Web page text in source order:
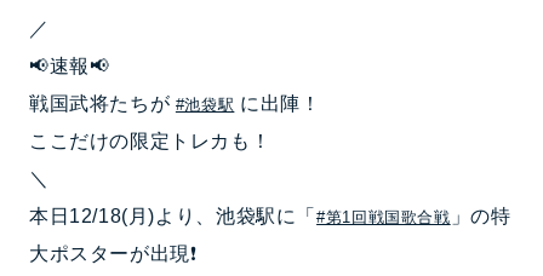
／
📢速報📢
戦国武将たちが #池袋駅 に出陣！
ここだけの限定トレカも！
＼
本日12/18(月)より、池袋駅に「#第1回戦国歌合戦 」の特
大ポスターが出現❗